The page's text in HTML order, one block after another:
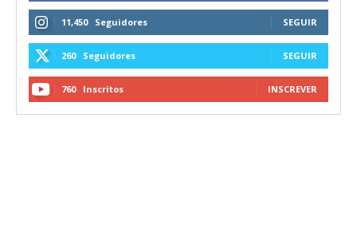
11,450 Seguidores SEGUIR
260 Seguidores SEGUIR
760 Inscritos INSCREVER